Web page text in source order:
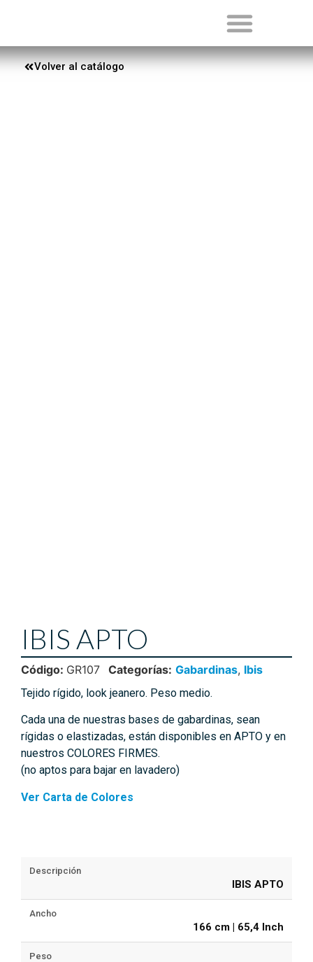
Volver al catálogo
IBIS APTO
Código: GR107 Categorías: Gabardinas, Ibis
Tejido rígido, look jeanero. Peso medio.
Cada una de nuestras bases de gabardinas, sean
rígidas o elastizadas, están disponibles en APTO y en
nuestros COLORES FIRMES.
(no aptos para bajar en lavadero)
Ver Carta de Colores
Descripción
IBIS APTO
Ancho
166 cm | 65,4 Inch
Peso